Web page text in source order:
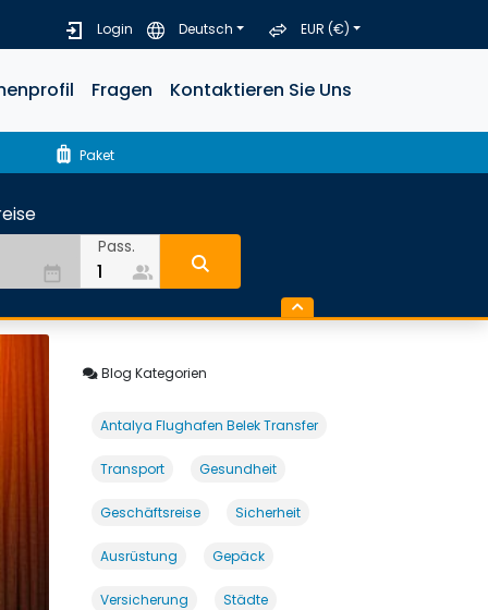
Login Deutsch EUR (€)
Fragen Kontaktieren Sie Uns
luggage Paket
date_range
Pass.
people_alt
Blog Kategorien
Antalya Flughafen Belek Transfer
Transport Gesundheit
Geschäftsreise Sicherheit
Ausrüstung Gepäck
Versicherung Städte